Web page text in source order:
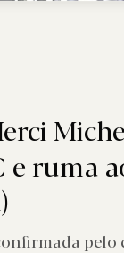
e ruma
pelo